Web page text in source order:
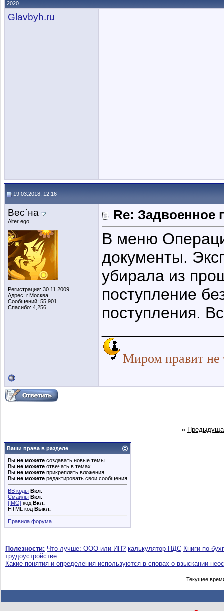
2020
Glavbyh.ru
19.03.2018, 12:16
Вес`на
Alter ego
Регистрация: 30.11.2009
Адрес: г.Москва
Сообщений: 55,901
Спасибо: 4,256
Re: Задвоенное
В меню
документы.
убирала из
поступление
поступления.
Миром правит не
«
Ваши права в разделе
Вы не можете создавать новые темы
Вы не можете отвечать в темах
Вы не можете прикреплять вложения
Вы не можете редактировать свои сообщения
BB коды Вкл.
Смайлы Вкл.
[IMG] код Вкл.
HTML код Выкл.
Правила форума
Полезности: Что лучше: ООО или ИП? калькулятор НДС Книги по
трудоустройстве
Какие понятия и определения используются в спорах о взыскании
Текущее